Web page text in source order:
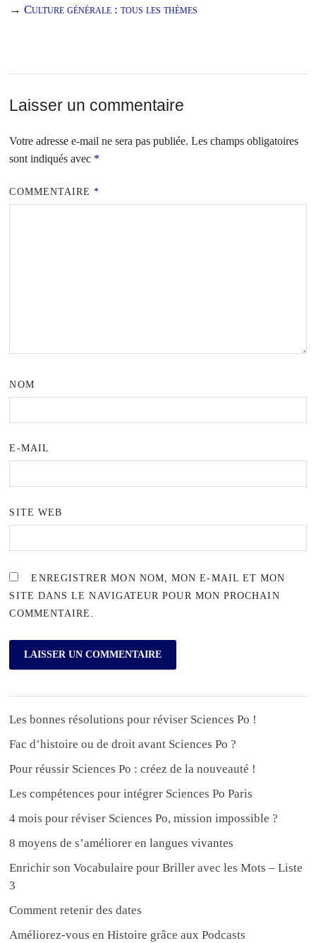
→Culture générale : tous les thèmes
Laisser un commentaire
Votre adresse e-mail ne sera pas publiée. Les champs obligatoires
sont indiqués avec *
COMMENTAIRE*
NOM
E-MAIL
SITE WEB
ENREGISTRER MON NOM, MON E-MAIL ET MON
SITE DANS LE NAVIGATEUR POUR MON PROCHAIN
COMMENTAIRE.
Les bonnes résolutions pour réviser Sciences Po !
Fac d’histoire ou de droit avant Sciences Po ?
Pour réussir Sciences Po : créez de la nouveauté !
Les compétences pour intégrer Sciences Po Paris
4 mois pour réviser Sciences Po, mission impossible ?
8 moyens de s’améliorer en langues vivantes
Enrichir son Vocabulaire pour Briller avec les Mots – Liste
3
Comment retenir des dates
Améliorez-vous en Histoire grâce aux Podcasts